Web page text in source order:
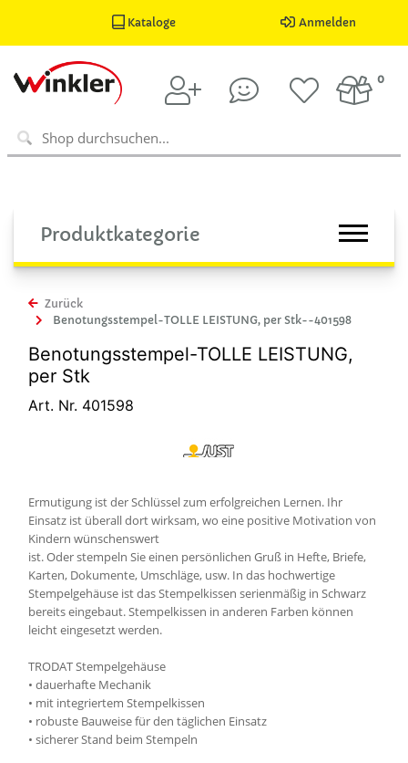
Kataloge Anmelden
0
Produktkategorie
Zurück
Benotungsstempel-TOLLE LEISTUNG, per Stk--401598
Benotungsstempel-TOLLE LEISTUNG,
per Stk
Art. Nr. 401598
Ermutigung ist der Schlüssel zum erfolgreichen Lernen. Ihr
Einsatz ist überall dort wirksam, wo eine positive Motivation von
Kindern wünschenswert
ist. Oder stempeln Sie einen persönlichen Gruß in Hefte, Briefe,
Karten, Dokumente, Umschläge, usw. In das hochwertige
Stempelgehäuse ist das Stempelkissen serienmäßig in Schwarz
bereits eingebaut. Stempelkissen in anderen Farben können
leicht eingesetzt werden.
TRODAT Stempelgehäuse
• dauerhafte Mechanik
• mit integriertem Stempelkissen
• robuste Bauweise für den täglichen Einsatz
• sicherer Stand beim Stempeln